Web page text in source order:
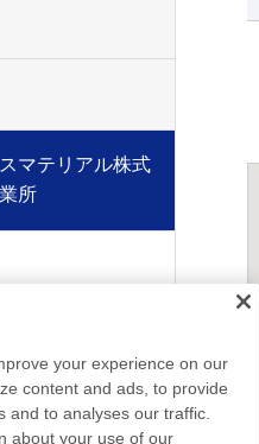
マテリアル株式
所
your experience on our
content and ads, to provide
and to analyses our traffic.
about your use of our